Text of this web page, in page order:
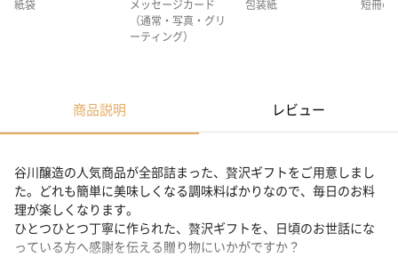
紙袋
メッセージカード
（通常・写真・グリ
ーティング）
包装紙 短冊の
商品説明 レビュー
谷川醸造の人気商品が全部詰まった、贅沢ギフトをご用意しまし
た。どれも簡単に美味しくなる調味料ばかりなので、毎日のお料
理が楽しくなります。
ひとつひとつ丁寧に作られた、贅沢ギフトを、日頃のお世話にな
っている方へ感謝を伝える贈り物にいかがですか？